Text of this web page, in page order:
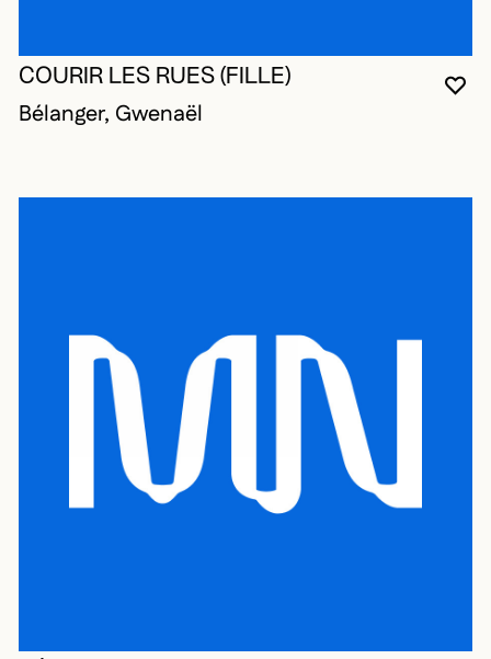
COURIR LES RUES (FILLE)
Bélanger, Gwenaël